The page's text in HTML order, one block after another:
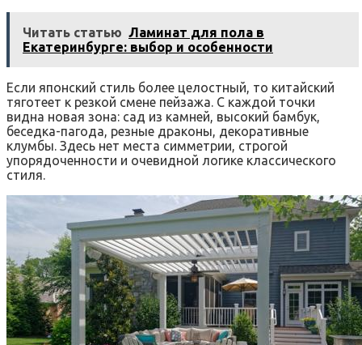
Читать статью Ламинат для пола в
Екатеринбурге: выбор и особенности
Если японский стиль более целостный, то китайский
тяготеет к резкой смене пейзажа. С каждой точки
видна новая зона: сад из камней, высокий бамбук,
беседка-пагода, резные драконы, декоративные
клумбы. Здесь нет места симметрии, строгой
упорядоченности и очевидной логике классического
стиля.